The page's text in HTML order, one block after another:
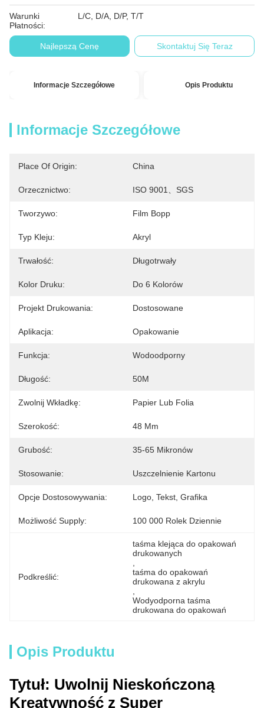
Warunki
Płatności:
L/C, D/A, D/P, T/T
Najlepszą Cenę Skontaktuj Się Teraz
Informacje Szczegółowe Opis Produktu
Informacje Szczegółowe
Place Of Origin: China
Orzecznictwo: ISO 9001、SGS
Tworzywo: Film Bopp
Typ Kleju: Akryl
Trwałość: Długotrwały
Kolor Druku: Do 6 Kolorów
Projekt Drukowania: Dostosowane
Aplikacja: Opakowanie
Funkcja: Wodoodporny
Długość: 50M
Zwolnij Wkładkę: Papier Lub Folia
Szerokość: 48 Mm
Grubość: 35-65 Mikronów
Stosowanie: Uszczelnienie Kartonu
Opcje Dostosowywania: Logo, Tekst, Grafika
Możliwość Supply: 100 000 Rolek Dziennie
Podkreślić:
taśma klejąca do opakowań
drukowanych
taśma do opakowań
drukowana z akrylu
Wodyodporna taśma
drukowana do opakowań
Opis Produktu
Tytuł: Uwolnij Nieskończoną
Kreatywność z Super